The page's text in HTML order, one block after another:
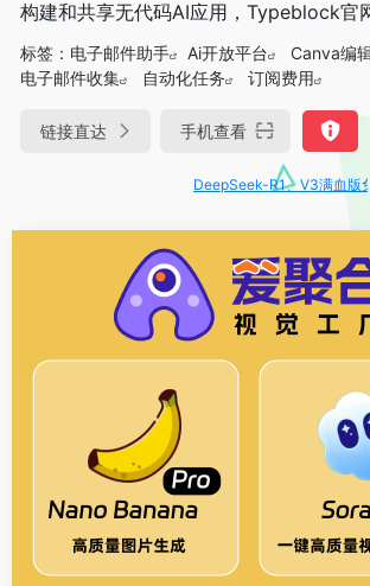
构建和共享无代码AI应用，Typeblock官
标签： 电子邮件助手 Ai开放平台 Canva编
电子邮件收集
自动化任务 订阅费用
链接直达 手机查看
DeepSeek-R1、V3满血版免费